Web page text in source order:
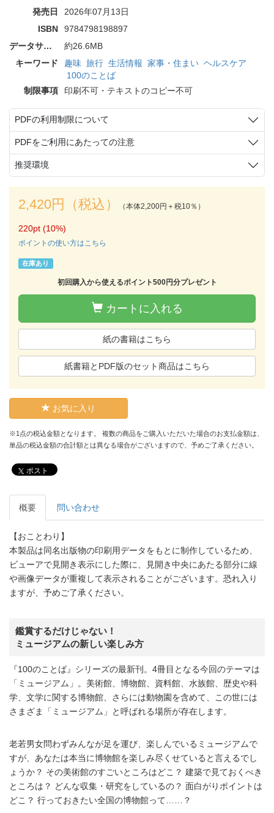
発売日
2026年07月13日
ISBN
9784798198897
データサイズ
約26.6MB
キーワード
趣味 旅行 生活情報 家事・住まい ヘルスケア
100のことば
制限事項
印刷不可・テキストのコピー不可
PDFの利用制限について
PDFをご利用にあたっての注意
推奨環境
2,420円（税込） （本体2,200円＋税10％）
220pt (10%)
ポイントの使い方はこちら
在庫あり
初回購入から使えるポイント500円分プレゼント
カートに入れる
紙の書籍はこちら
紙書籍とPDF版のセット商品はこちら
お気に入り
※1点の税込金額となります。 複数の商品をご購入いただいた場合のお支払金額は、
単品の税込金額の合計額とは異なる場合がございますので、予めご了承ください。
ポスト
概要 問い合わせ
【おことわり】
本製品は同名出版物の印刷用データをもとに制作しているため、
ビューアで見開き表示にした際に、見開き中央にあたる部分に線
や画像データが重複して表示されることがございます。恐れ入り
ますが、予めご了承ください。
鑑賞するだけじゃない！
ミュージアムの新しい楽しみ方
『100のことば』シリーズの最新刊。4冊目となる今回のテーマは
「ミュージアム」。美術館、博物館、資料館、水族館、歴史や科
学、文学に関する博物館、さらには動物園を含めて、この世には
さまざま「ミュージアム」と呼ばれる場所が存在します。
老若男女問わずみんなが足を運び、楽しんでいるミュージアムで
すが、あなたは本当に博物館を楽しみ尽くせていると言えるでし
ょうか？ その美術館のすごいところはどこ？ 建築で見ておくべき
ところは？ どんな収集・研究をしているの？ 面白がりポイントは
どこ？ 行っておきたい全国の博物館って……？